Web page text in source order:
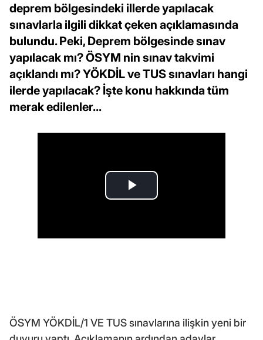
deprem bölgesindeki illerde yapılacak
sınavlarla ilgili dikkat çeken açıklamasında
bulundu. Peki, Deprem bölgesinde sınav
yapılacak mı? ÖSYM nin sınav takvimi
açıklandı mı? YÖKDİL ve TUS sınavları hangi
ilerde yapılacak? İşte konu hakkında tüm
merak edilenler...
ÖSYM YÖKDİL/1 VE TUS sınavlarına ilişkin yeni bir